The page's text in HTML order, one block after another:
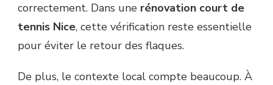
correctement. Dans une rénovation court de
tennis Nice, cette vérification reste essentielle
pour éviter le retour des flaques.
De plus, le contexte local compte beaucoup. À